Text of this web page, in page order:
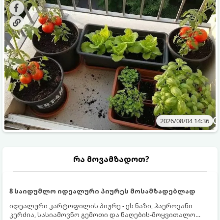
ბოსტნეულს მოკრეფთ.
და როგორ მოუაროთ მათ სწორად.
2026/08/04 14:36
რა მოვამზადოთ?
8 საიდუმლო იდეალური პიურეს მოსამზადებლად
იდეალური კარტოფილის პიურე - ეს ნაზი, ჰაეროვანი
კერძია, სასიამოვნო გემოთი და ნაღების-მოყვითალო